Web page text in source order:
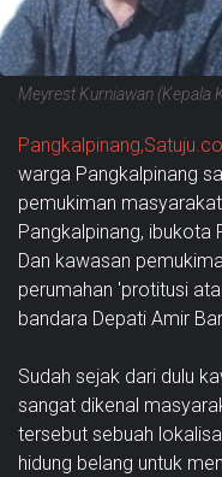
Meyrest Kurniawan (Kepala
warga Pangkalpinang
pemukiman
Pangkalpinang, ibukota
Dan kawasan
perumahan 'protitusi
bandara Depati Amir
Sudah sejak dari dulu
sangat dikenal
tersebut sebuah
hidung belang untuk